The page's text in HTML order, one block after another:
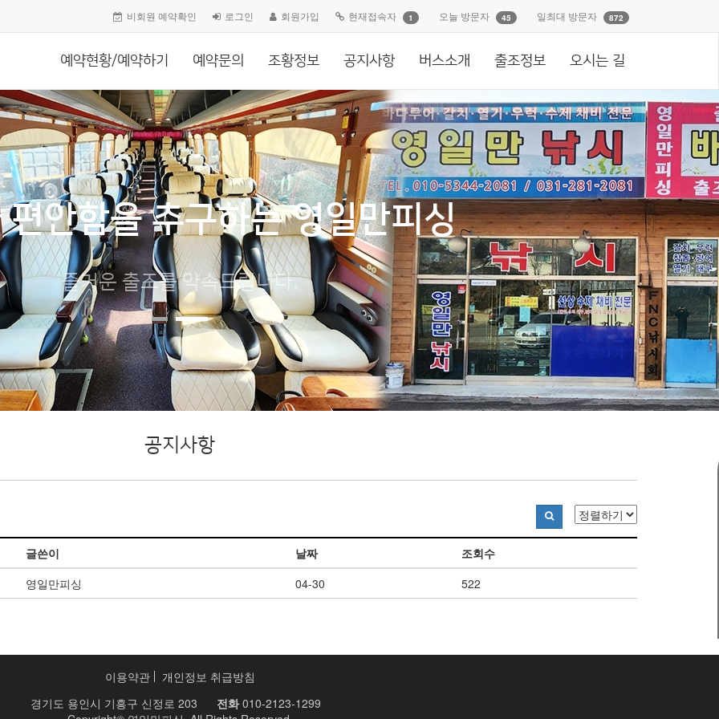
비회원 예약확인 로그인 회원가입 현재접속자 1 오늘 방문자 45 일최대 방문자 872
예약현황/예약하기 예약문의 조황정보 공지사항 버스소개 출조정보 오시는 길
편안함을 추구하는 영일만피싱
즐거운 출조를 약속드립니다.
공지사항
글쓴이 날짜
조회수
영일만피싱
04-30 522
이용약관
개인정보 취급방침
경기도 용인시 기흥구 신정로 203
전화010-2123-1299